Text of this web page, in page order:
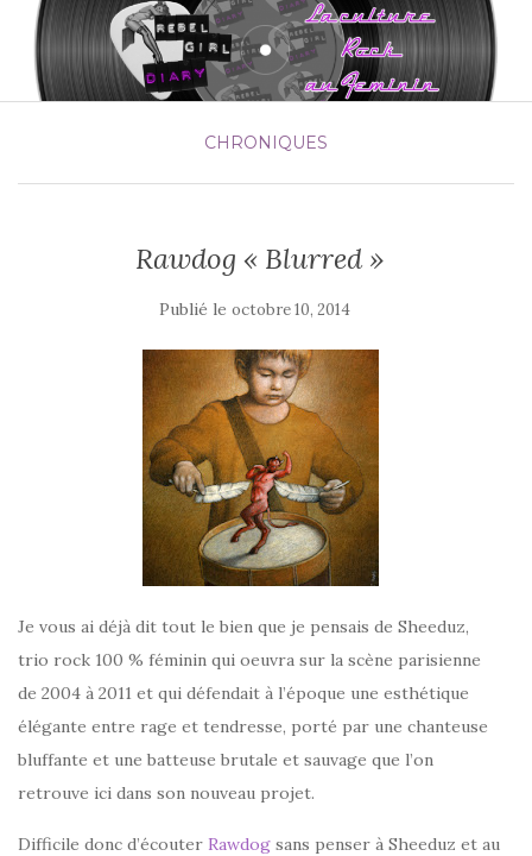
CHRONIQUES
Rawdog « Blurred »
Publié le octobre 10, 2014
Je vous ai déjà dit tout le bien que je pensais de Sheeduz,
trio rock 100 % féminin qui oeuvra sur la scène parisienne
de 2004 à 2011 et qui défendait à l’époque une esthétique
élégante entre rage et tendresse, porté par une chanteuse
bluffante et une batteuse brutale et sauvage que l’on
retrouve ici dans son nouveau projet.
Difficile donc d’écouter Rawdog sans penser à Sheeduz et au